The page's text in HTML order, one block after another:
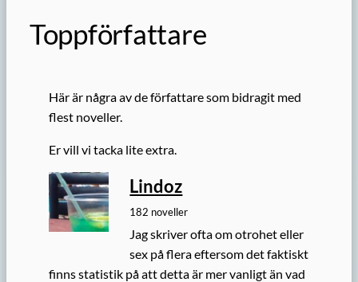
Toppförfattare
Här är några av de författare som bidragit med
flest noveller.
Er vill vi tacka lite extra.
Lindoz
182 noveller
Jag skriver ofta om otrohet eller
sex på flera eftersom det faktiskt
finns statistik på att detta är mer vanligt än vad